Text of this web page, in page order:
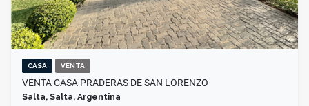
CASA VENTA
VENTA CASA PRADERAS DE SAN LORENZO
Salta, Salta, Argentina